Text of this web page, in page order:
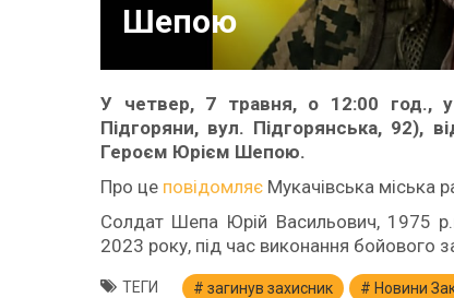
Шепою
У четвер, 7 травня, о 12:00 год., у
Підгоряни, вул. Підгорянська, 92),
Героєм Юрієм Шепою.
Про це повідомляє Мукачівська міська
Солдат Шепа Юрій Васильович, 1975
2023 року, під час виконання бойового
ТЕГИ загинув захисник Новини